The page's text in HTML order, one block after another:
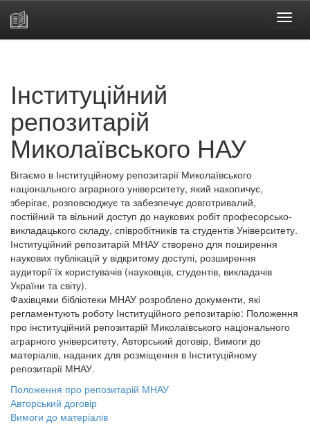
Інституційний
репозитарій
Миколаївського НАУ
Вітаємо в Інституційному репозитарії Миколаївського
національного аграрного університету, який накопичує,
зберігає, розповсюджує та забезпечує довготривалий,
постійний та вільний доступ до наукових робіт професорсько-
викладацького складу, співробітників та студентів Університету.
Інституційний репозитарій МНАУ створено для поширення
наукових публікацій у відкритому доступі, розширення
аудиторії їх користувачів (науковців, студентів, викладачів
України та світу).
Фахівцями бібліотеки МНАУ розроблено документи, які
регламентують роботу Інституційного репозитарію: Положення
про інституційний репозитарій Миколаївського національного
аграрного університету, Авторський договір, Вимоги до
матеріалів, наданих для розміщення в Інституційному
репозитарії МНАУ.
Положення про репозитарій МНАУ
Авторський договір
Вимоги до матеріалів